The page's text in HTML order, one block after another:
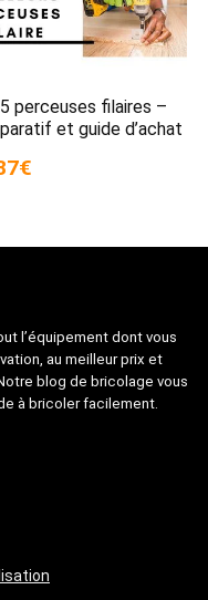
perceuses filaires –
et guide d’achat
l’équipement dont vous
au meilleur prix et
blog de bricolage vous
à bricoler facilement.